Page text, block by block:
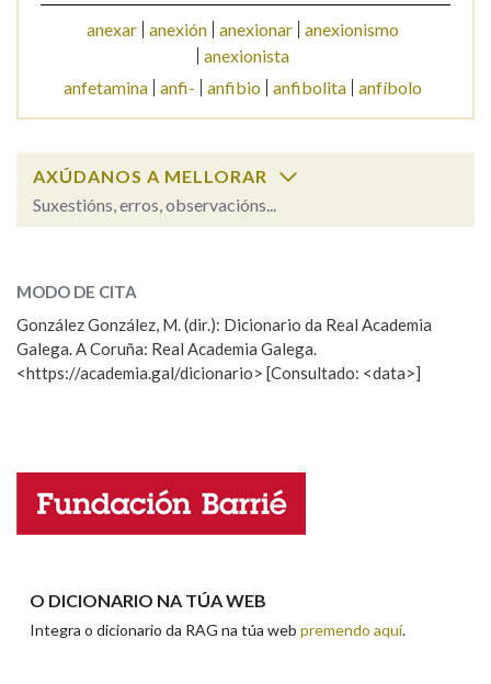
LIMPAR BUSCA
anexar anexión anexionar anexionismo
anexionista
anfetamina anfi- anfibio anfibolita anfíbolo
AXÚDANOS A MELLORAR
Suxestións, erros, observacións...
ESCOLLE UNHA OPCIÓN:
Observación Hai un erro na palabra
Propoño mellorar a definición
Nome
MODO DE CITA
González González, M. (dir.): Dicionario da Real Academia
Galega. A Coruña: Real Academia Galega.
<https://academia.gal/dicionario> [Consultado: <data>]
O DICIONARIO NA TÚA WEB
Integra o dicionario da RAG na túa web premendo aquí.